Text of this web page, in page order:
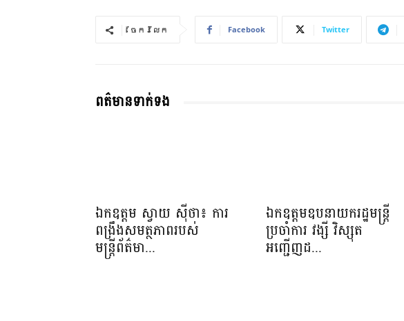
ចែករំលែក Facebook Twitter
ពត៌មានទាក់ទង
ឯកឧត្តម ស្វាយ ស៊ីថា៖ ការ
ពង្រឹងសមត្ថភាពរបស់
មន្ត្រីព័ត៌មា...
ឯកឧត្តមឧបនាយករដ្ឋមន្រ្តី
ប្រចាំការ វង្សី វិស្សុត
អញ្ជើញដ...